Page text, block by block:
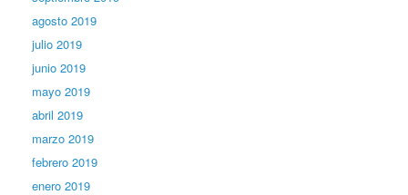
agosto 2019
julio 2019
junio 2019
mayo 2019
abril 2019
marzo 2019
febrero 2019
enero 2019